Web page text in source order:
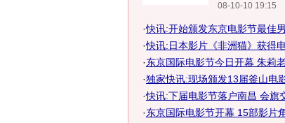
08-10-10 19:15
·快讯:开始颁发东京电影节最佳
·快讯:日本影片《非洲猫》获得
·东京国际电影节今日开幕 朱莉
·独家快讯:现场颁发13届釜山电
·快讯:下届电影节落户南昌 会旗
·东京国际电影节开幕 15部影片